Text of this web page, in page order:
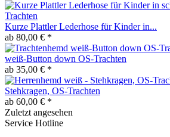
Kurze Plattler Lederhose für Kinder in...
ab 80,00 € *
weiß-Button down OS-Trachten
ab 35,00 € *
Stehkragen, OS-Trachten
ab 60,00 € *
Zuletzt angesehen
Service Hotline